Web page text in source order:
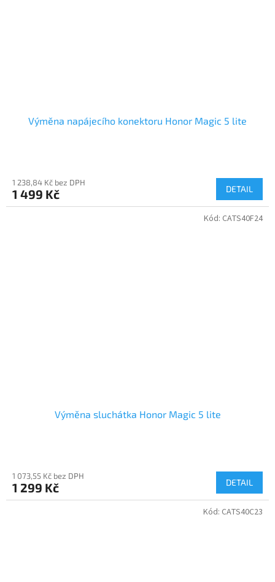
Výměna napájecího konektoru Honor Magic 5 lite
1 238,84 Kč bez DPH
1 499 Kč DETAIL
Výměna sluchátka Honor Magic 5 lite
1 073,55 Kč bez DPH
1 299 Kč DETAIL
Kód: CATS40F24
Kód: CATS40C23